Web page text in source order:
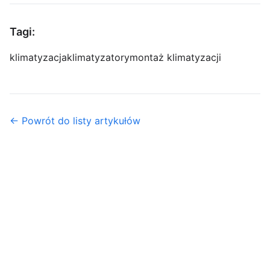
Tagi:
klimatyzacjaklimatyzatorymontaż klimatyzacji
← Powrót do listy artykułów